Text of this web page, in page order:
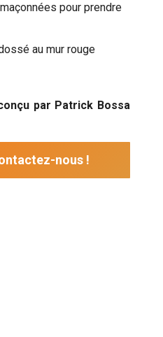
pour prendre
au mur rouge
par Patrick Bossa
nous !